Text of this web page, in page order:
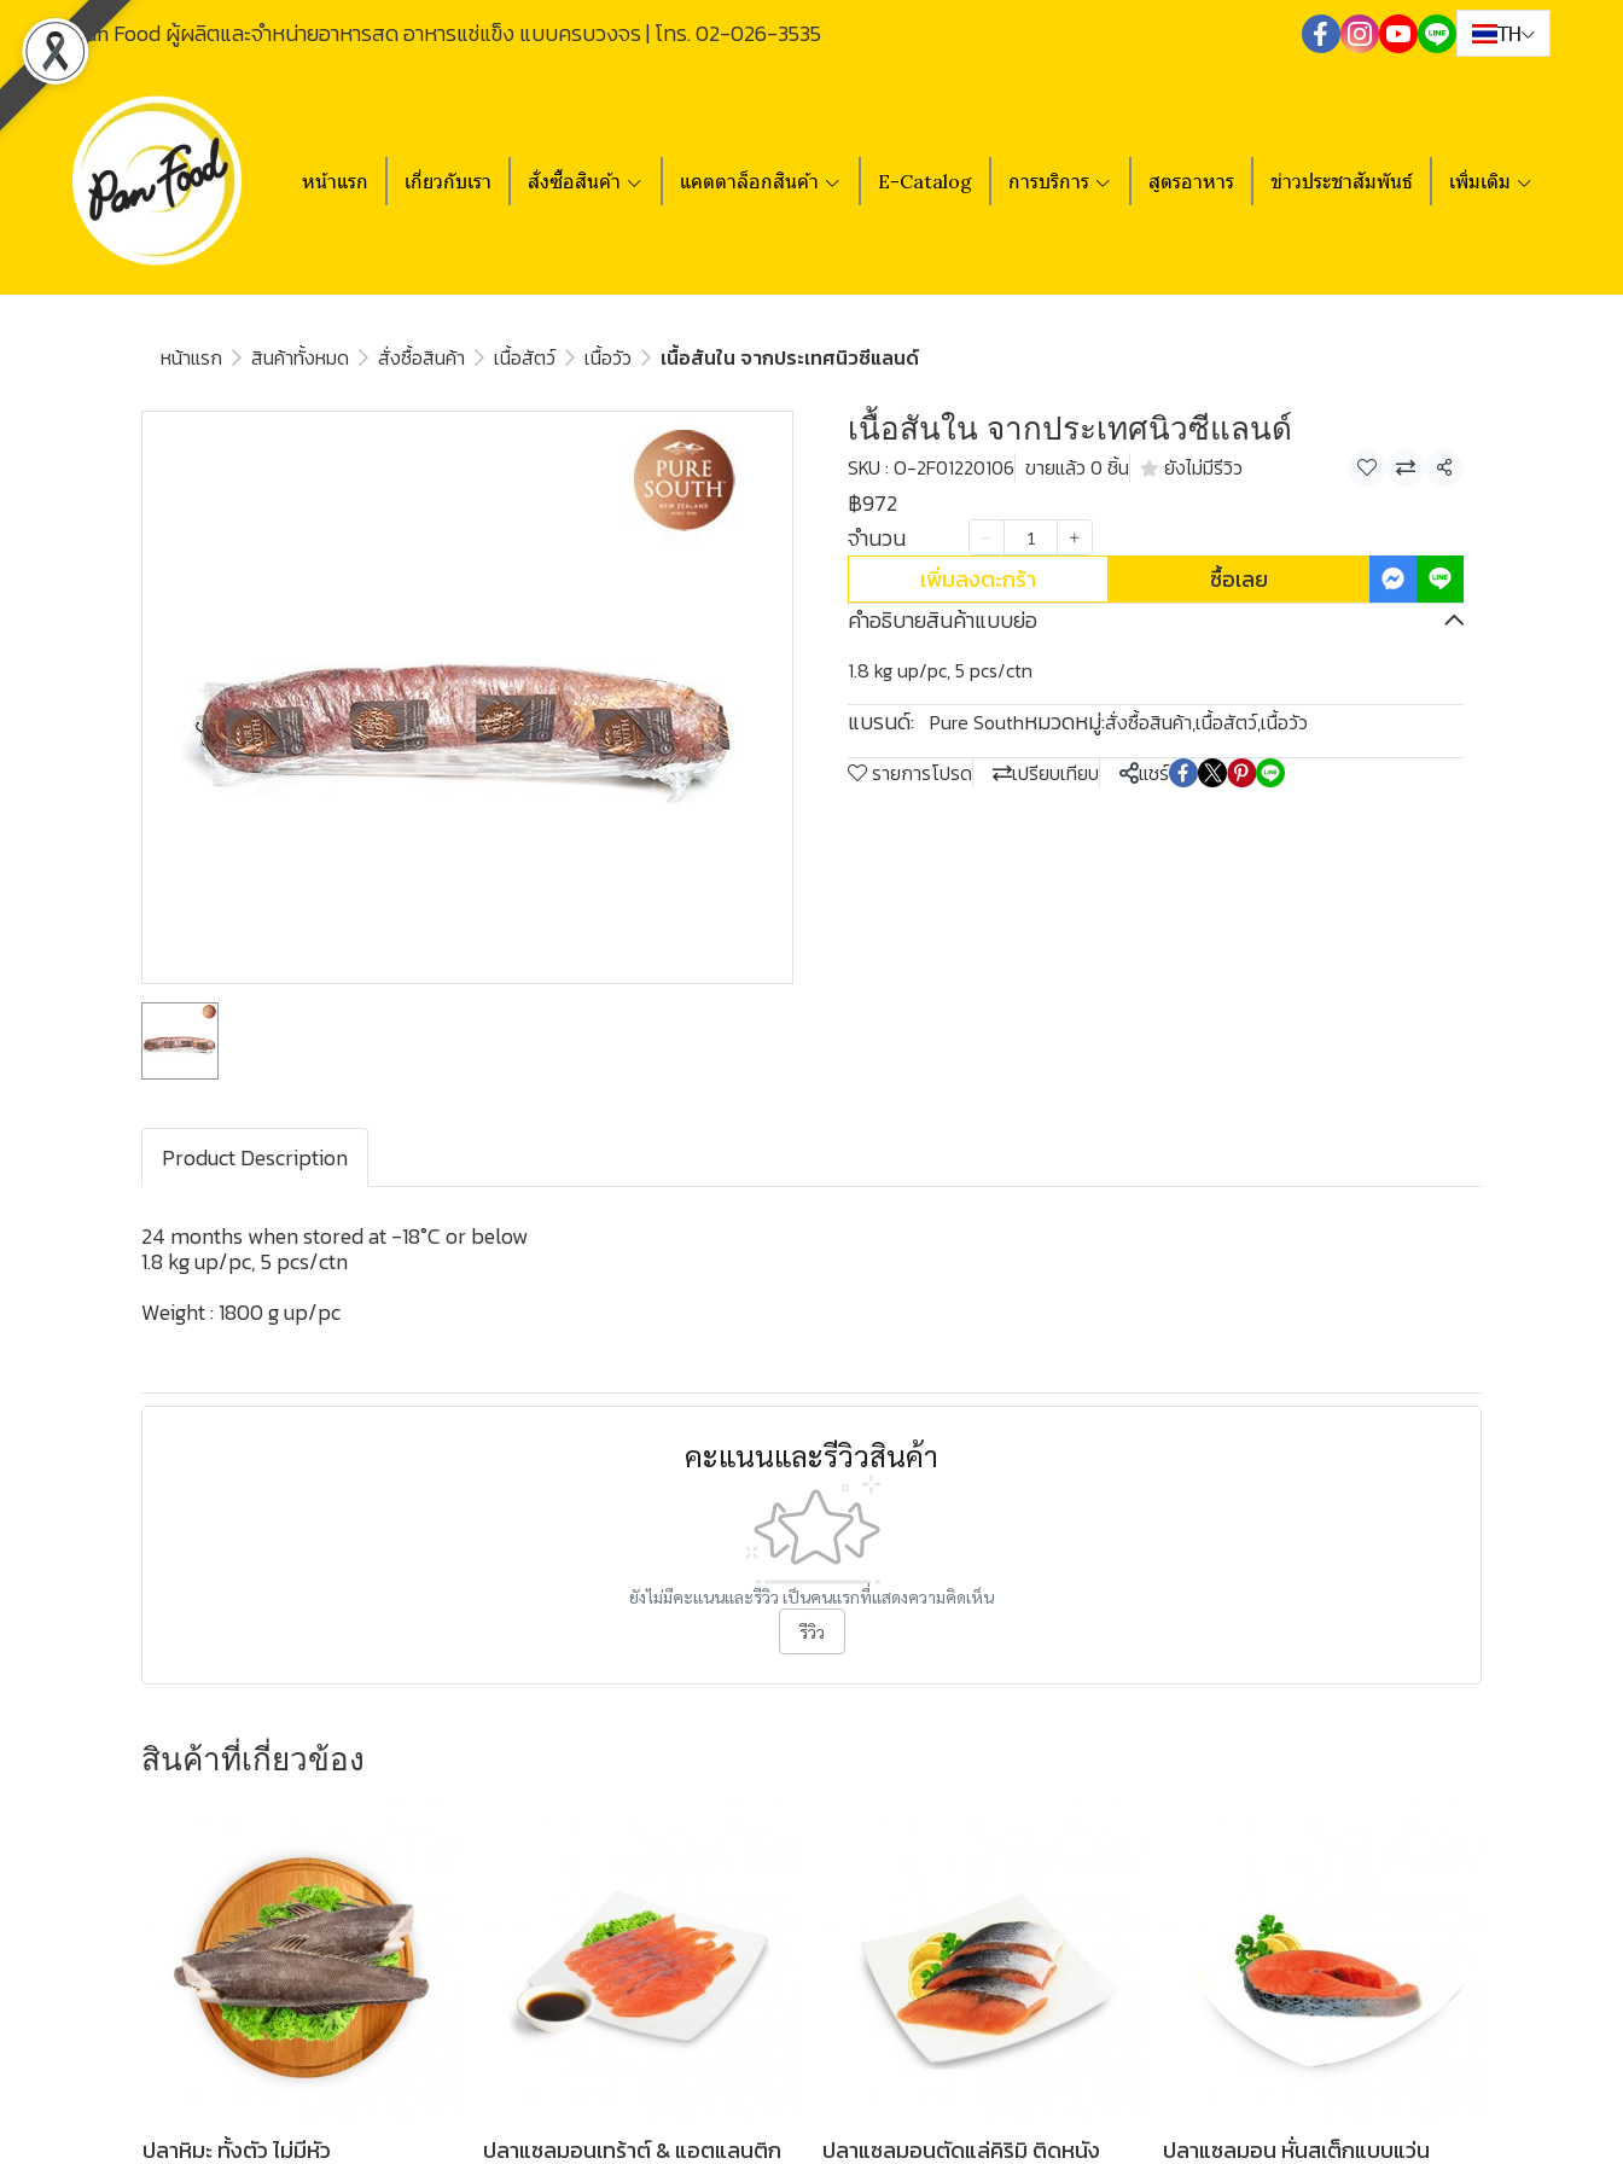
Pan Food ผู้ผลิตและจำหน่ายอาหารสด อาหารแช่แข็ง แบบครบวงจร | โทร.02-026-3535 TH
หน้าแรก เกี่ยวกับเรา สั่งซื้อสินค้า แคตตาล็อกสินค้า E-Catalog การบริการ สูตรอาหาร ข่าวประชาสัมพันธ์ เพิ่มเติม
หน้าแรก สินค้าทั้งหมด สั่งซื้อสินค้า เนื้อสัตว์ เนื้อวัว เนื้อสันใน จากประเทศนิวซีแลนด์
เนื้อสันใน จากประเทศนิวซีแลนด์
SKU : O-2F01220106 ขายแล้ว 0 ชิ้น ยังไม่มีรีวิว แชร์
฿972
จำนวน
เพิ่มลงตะกร้า
ซื้อเลย
คำอธิบายสินค้าแบบย่อ
1.8 kg up/pc, 5 pcs/ctn
แบรนด์: Pure Southหมวดหมู่:สั่งซื้อสินค้า,เนื้อสัตว์,เนื้อวัว
รายการโปรด
เปรียบเทียบ แชร์
Product Description
24 months when stored at -18°C or below
1.8 kg up/pc, 5 pcs/ctn
Weight : 1800 g up/pc
คะแนนและรีวิวสินค้า
ยังไม่มีคะแนนและรีวิว เป็นคนแรกที่แสดงความคิดเห็น
รีวิว
สินค้าที่เกี่ยวข้อง
ปลาหิมะ ทั้งตัว ไม่มีหัว
ปลาแซลมอนเทร้าต์ & แอตแลนติก
ปลาแซลมอนตัดแล่คิริมิ ติดหนัง
ปลาแซลมอน หั่นสเต็กแบบแว่น